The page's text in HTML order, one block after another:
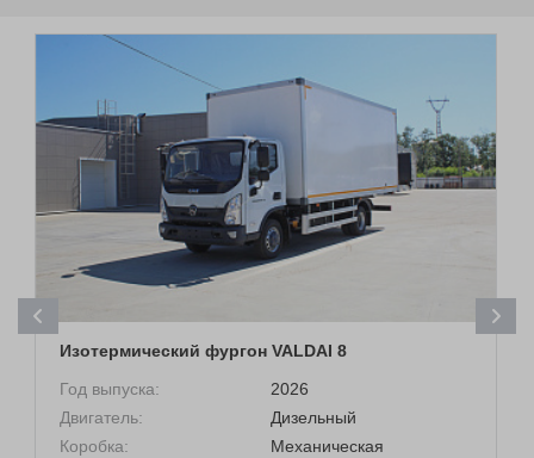
Изотермический фургон VALDAI 8
Год выпуска:
2026
Двигатель:
Дизельный
Коробка:
Механическая